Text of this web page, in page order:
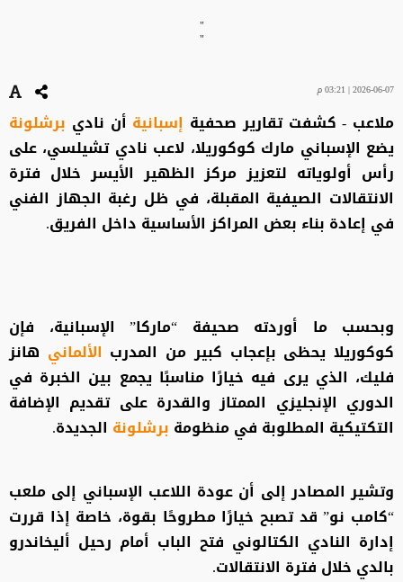
"
"
2026-06-07 | 03:21 م
ملاعب - كشفت تقارير صحفية إسبانية أن نادي برشلونة
يضع الإسباني مارك كوكوريلا، لاعب نادي تشيلسي، على
رأس أولوياته لتعزيز مركز الظهير الأيسر خلال فترة
الانتقالات الصيفية المقبلة، في ظل رغبة الجهاز الفني
في إعادة بناء بعض المراكز الأساسية داخل الفريق.
وبحسب ما أوردته صحيفة “ماركا” الإسبانية، فإن
كوكوريلا يحظى بإعجاب كبير من المدرب الألماني هانز
فليك، الذي يرى فيه خيارًا مناسبًا يجمع بين الخبرة في
الدوري الإنجليزي الممتاز والقدرة على تقديم الإضافة
التكتيكية المطلوبة في منظومة برشلونة الجديدة.
وتشير المصادر إلى أن عودة اللاعب الإسباني إلى ملعب
“كامب نو” قد تصبح خيارًا مطروحًا بقوة، خاصة إذا قررت
إدارة النادي الكتالوني فتح الباب أمام رحيل أليخاندرو
بالدي خلال فترة الانتقالات.